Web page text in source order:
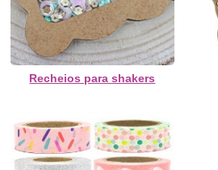
Recheios para shakers